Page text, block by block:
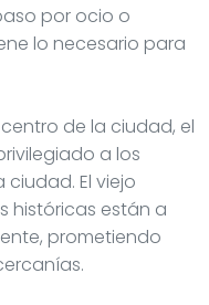
por ocio o
lo necesario para
de la ciudad, el
a los
ciudad. El viejo
históricas están a
prometiendo